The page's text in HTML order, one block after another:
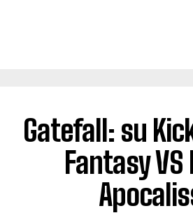
Gatefall: su
Fantasy